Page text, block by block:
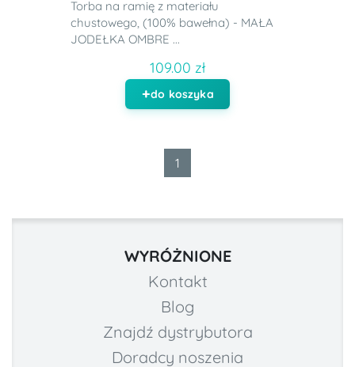
Torba na ramię z materiału
chustowego, (100% bawełna) - MAŁA
JODEŁKA OMBRE ...
109.00 zł
do koszyka
1
WYRÓŻNIONE
Kontakt
Blog
Znajdź dystrybutora
Doradcy noszenia